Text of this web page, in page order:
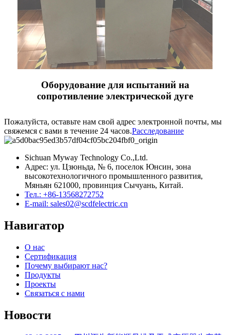
Оборудование для испытаний на
сопротивление электрической дуге
Пожалуйста, оставьте нам свой адрес электронной почты, мы
свяжемся с вами в течение 24 часов.Расследование
Sichuan Myway Technology Co.,Ltd.
Адрес: ул. Цзюньда, № 6, поселок Юнсин, зона
высокотехнологичного промышленного развития,
Мяньян 621000, провинция Сычуань, Китай.
Тел.: +86-13568272752
E-mail: sales02@scdfelectric.cn
Навигатор
О нас
Сертификация
Почему выбирают нас?
Продукты
Проекты
Связаться с нами
Новости